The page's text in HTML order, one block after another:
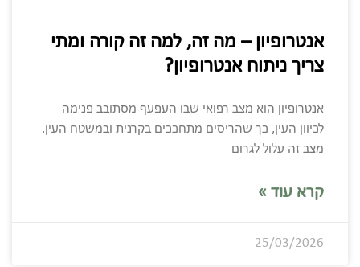
אנטרופיון – מה זה, למה זה קורה ומתי
צריך ניתוח אנטרופיון?
אנטרופיון הוא מצב רפואי שבו העפעף מסתובב פנימה
לכיוון העין, כך שהריסים מתחככים בקרנית ובמשטח העין.
מצב זה עלול לגרום
קרא עוד »
25/03/2026